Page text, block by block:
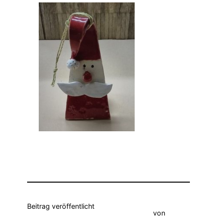
Beitrag veröffentlicht
von